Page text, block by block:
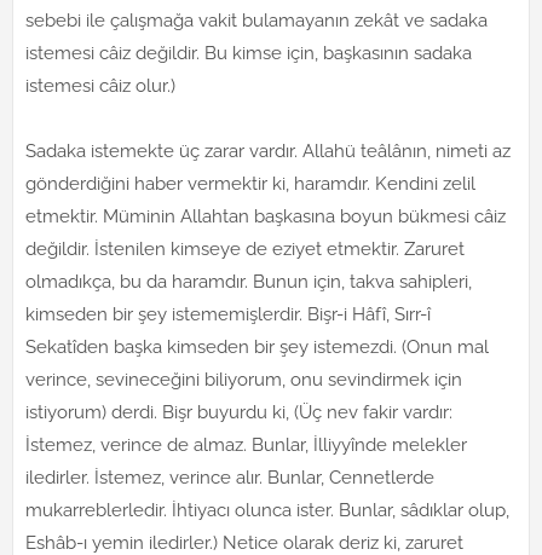
sebebi ile çalışmağa vakit bulamayanın zekât ve sadaka
istemesi câiz değildir. Bu kimse için, başkasının sadaka
istemesi câiz olur.)
Sadaka istemekte üç zarar vardır. Allahü teâlânın, nimeti az
gönderdiğini haber vermektir ki, haramdır. Kendini zelil
etmektir. Müminin Allahtan başkasına boyun bükmesi câiz
değildir. İstenilen kimseye de eziyet etmektir. Zaruret
olmadıkça, bu da haramdır. Bunun için, takva sahipleri,
kimseden bir şey istememişlerdir. Bişr-i Hâfî, Sırr-î
Sekatîden başka kimseden bir şey istemezdi. (Onun mal
verince, sevineceğini biliyorum, onu sevindirmek için
istiyorum) derdi. Bişr buyurdu ki, (Üç nev fakir vardır:
İstemez, verince de almaz. Bunlar, İlliyyînde melekler
iledirler. İstemez, verince alır. Bunlar, Cennetlerde
mukarreblerledir. İhtiyacı olunca ister. Bunlar, sâdıklar olup,
Eshâb-ı yemin iledirler.) Netice olarak deriz ki, zaruret